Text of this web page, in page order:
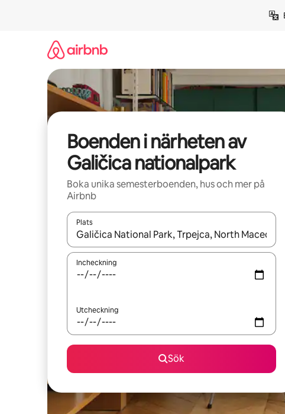
Boenden i närheten av
Galičica nationalpark
Boka unika semesterboenden, hus och mer på
Airbnb
Plats
När resultaten är tillgängliga kan du navigera med
Incheckning
Utcheckning
Sök